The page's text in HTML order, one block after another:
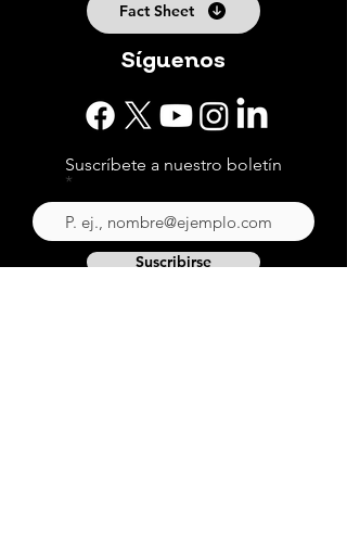
Fact Sheet
Síguenos
Suscríbete a nuestro boletín
Suscribirse